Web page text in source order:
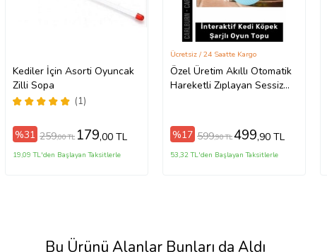
Kediler İçin Asorti Oyuncak
Zilli Sopa
(1)
%31 259,00 TL 179,00 TL
19,09 TL'den Başlayan Taksitlerle
Özel Üretim Akıllı Otomatik
Hareketli Zıplayan Sessiz
Ücretsiz / 24 Saatte Kargo
%17 599,90 TL499,90 TL
53,32 TL'den Başlayan Taksitlerle
Bu Ürünü Alanlar Bunları da Aldı